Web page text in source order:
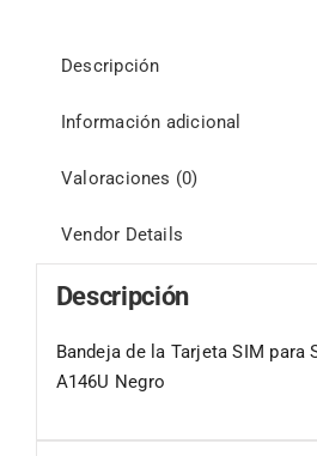
Descripción
Información adicional
Valoraciones (0)
Vendor Details
Descripción
Bandeja de la Tarjeta SIM para
A146U Negro